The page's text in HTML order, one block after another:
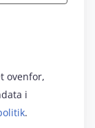
ovenfor,
i
.